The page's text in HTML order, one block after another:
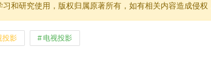
和研究使用，版权归属原著所有，如有相关内容造成侵权
投影 电视投影